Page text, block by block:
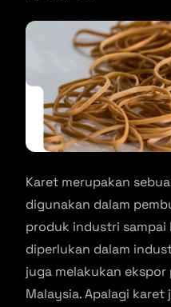
Karet merupakan
digunakan dalam
produk industri sampai
diperlukan dalam
juga melakukan
Malaysia. Apalagi